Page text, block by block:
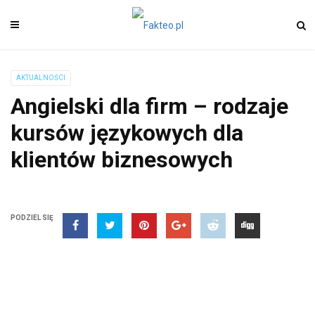
AKTUALNOŚCI
Angielski dla firm – rodzaje
kursów językowych dla
klientów biznesowych
PODZIEL SIĘ